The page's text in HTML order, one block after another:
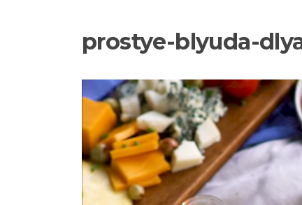
prostye-blyuda-